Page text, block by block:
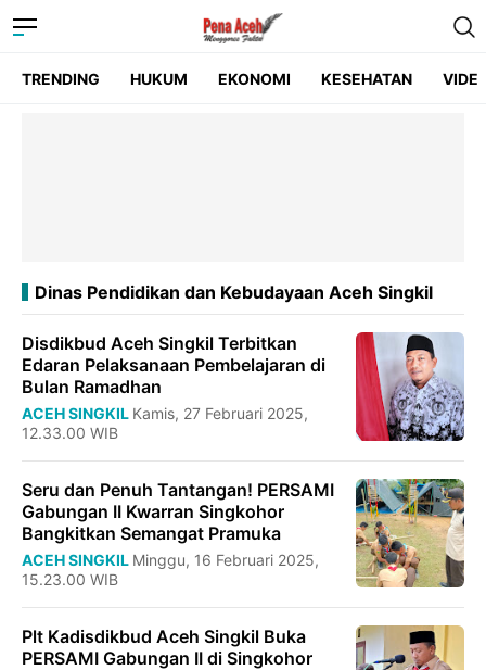
TRENDING HUKUM EKONOMI KESEHATAN
Dinas Pendidikan dan Kebudayaan Aceh Singkil
Disdikbud Aceh Singkil Terbitkan
Edaran Pelaksanaan Pembelajaran di
Bulan Ramadhan
ACEH SINGKIL Kamis, 27 Februari 2025,
12.33.00 WIB
Seru dan Penuh Tantangan! PERSAMI
Gabungan II Kwarran Singkohor
Bangkitkan Semangat Pramuka
ACEH SINGKIL Minggu, 16 Februari 2025,
15.23.00 WIB
Plt Kadisdikbud Aceh Singkil Buka
PERSAMI Gabungan II di Singkohor